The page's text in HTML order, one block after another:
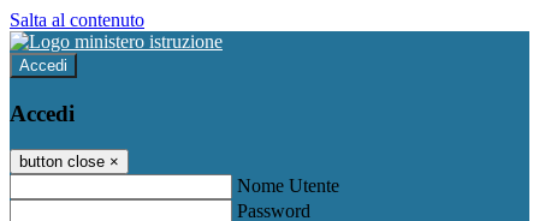
Salta al contenuto
Accedi
Accedi
button close ×
Nome Utente
Password